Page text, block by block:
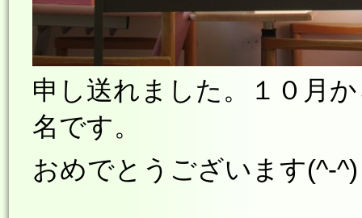
申し送れました。１０月
名です。
おめでとうございます(^-^)